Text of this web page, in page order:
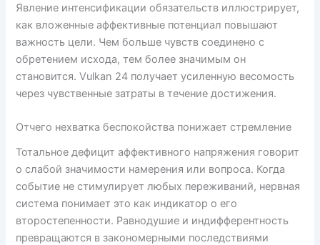
Явление интенсификации обязательств иллюстрирует,
как вложенные аффективные потенциал повышают
важность цели. Чем больше чувств соединено с
обретением исхода, тем более значимым он
становится. Vulkan 24 получает усиленную весомость
через чувственные затраты в течение достижения.
Отчего нехватка беспокойства понижает стремление
Тотальное дефицит аффективного напряжения говорит
о слабой значимости намерения или вопроса. Когда
событие не стимулирует любых переживаний, нервная
система понимает это как индикатор о его
второстепенности. Равнодушие и индифферентность
превращаются в закономерными последствиями